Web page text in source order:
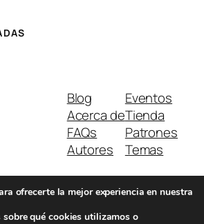
Blog
Acerca de
FAQs
Autores
Eventos
Tienda
Patrones
Temas
Diseñado con WordPress
ofrecerte la mejor experiencia en nuestra
sobre qué cookies utilizamos o